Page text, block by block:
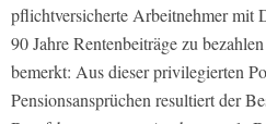
pflichtversicherte Arbeitnehmer mit
90 Jahre Rentenbeiträge zu
bemerkt: Aus dieser privilegierten
Pensionsansprüchen resultiert der